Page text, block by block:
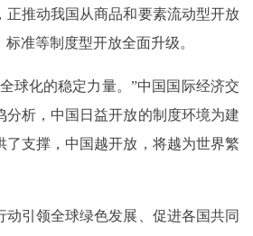
正推动我国从商品和要素流动型开放
准等制度型开放全面升级。
化的稳定力量。”中国国际经济交
分析，中国日益开放的制度环境为建
了支撑，中国越开放，将越为世界繁
领全球绿色发展、促进各国共同